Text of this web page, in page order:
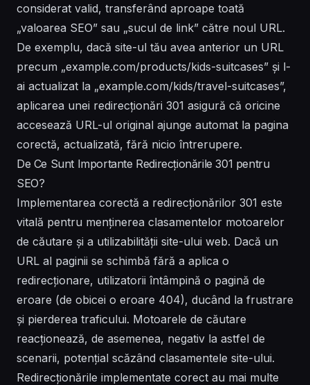
considerat valid, transferând aproape toată
„valoarea SEO” sau „sucul de link” către noul URL.
De exemplu, dacă site-ul tău avea anterior un URL
precum „example.com/products/kids-suitcases” și l-
ai actualizat la „example.com/kids/travel-suitcases”,
aplicarea unei redirecționări 301 asigură că oricine
accesează URL-ul original ajunge automat la pagina
corectă, actualizată, fără nicio întrerupere.
De Ce Sunt Importante Redirecționările 301 pentru
SEO?
Implementarea corectă a redirecționărilor 301 este
vitală pentru menținerea clasamentelor motoarelor
de căutare și a utilizabilității site-ului web. Dacă un
URL al paginii se schimbă fără a aplica o
redirecționare, utilizatorii întâmpină o pagină de
eroare (de obicei o eroare 404), ducând la frustrare
și pierderea traficului. Motoarele de căutare
reacționează, de asemenea, negativ la astfel de
scenarii, potențial scăzând clasamentele site-ului.
Redirecționările implementate corect au mai multe